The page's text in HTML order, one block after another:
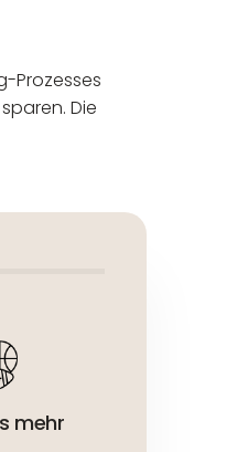
Prozesses
Die
mehr